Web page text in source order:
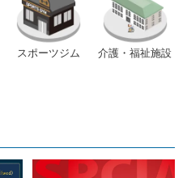
スポーツジム 介護・福祉施設